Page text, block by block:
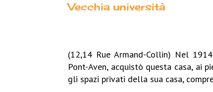
Vecchia università
(12,14 Rue Armand-Collin) Nel
Pont-Aven, acquistò questa casa, ai
gli spazi privati della sua casa,